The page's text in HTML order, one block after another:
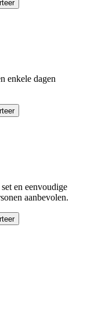
enkele dagen
en eenvoudige
aanbevolen.